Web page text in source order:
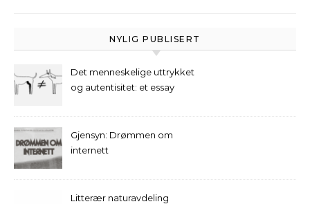
NYLIG PUBLISERT
Det menneskelige uttrykket
og autentisitet: et essay
Gjensyn: Drømmen om
internett
Litterær naturavdeling